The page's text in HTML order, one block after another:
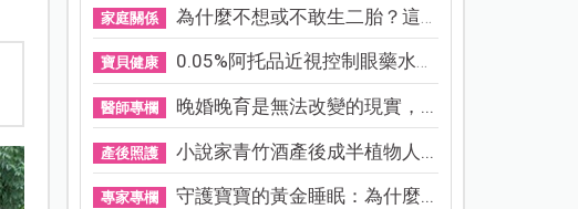
家庭關係 為什麼不想或不敢生二胎？這8...
寶貝健康 0.05%阿托品近視控制眼藥水納...
醫師專欄 晚婚晚育是無法改變的現實，...
產後照護 小說家青竹酒產後成半植物人...
專家專欄 守護寶寶的黃金睡眠：為什麼...